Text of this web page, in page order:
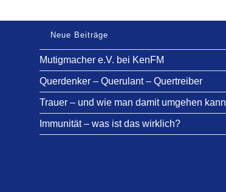
Neue Beiträge
Mutigmacher e.V. bei KenFM
Querdenker – Querulant – Quertreiber
Trauer – und wie man damit umgehen kann
Immunität – was ist das wirklich?